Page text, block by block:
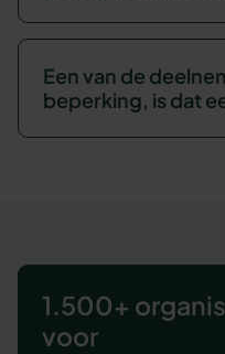
Een van de
beperking, is dat
1.500+
voor